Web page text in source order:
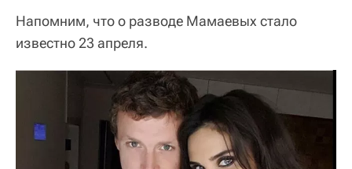
Напомним, что о разводе Мамаевых стало
известно 23 апреля.